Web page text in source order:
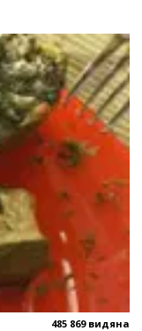
485 869 видяна